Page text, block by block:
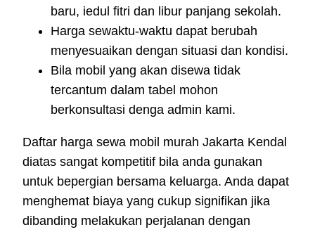
baru, iedul fitri dan libur panjang sekolah.
Harga sewaktu-waktu dapat berubah
menyesuaikan dengan situasi dan kondisi.
Bila mobil yang akan disewa tidak
tercantum dalam tabel mohon
berkonsultasi denga admin kami.
Daftar harga sewa mobil murah Jakarta Kendal
diatas sangat kompetitif bila anda gunakan
untuk bepergian bersama keluarga. Anda dapat
menghemat biaya yang cukup signifikan jika
dibanding melakukan perjalanan dengan